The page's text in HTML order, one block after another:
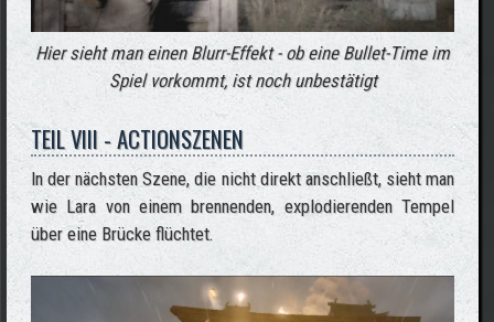
Hier sieht man einen Blurr-Effekt - ob eine Bullet-Time im
Spiel vorkommt, ist noch unbestätigt
TEIL VIII - ACTIONSZENEN
In der nächsten Szene, die nicht direkt anschließt, sieht man
wie Lara von einem brennenden, explodierenden Tempel
über eine Brücke flüchtet.